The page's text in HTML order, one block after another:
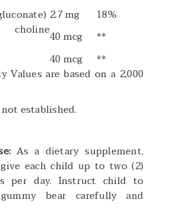
2.7 mg
18%
40 mcg
**
40 mcg
**
Values are based on a 2,000
established.
As a dietary supplement,
each child up to two (2)
per day. Instruct child to
bear carefully and